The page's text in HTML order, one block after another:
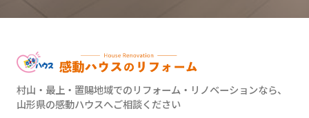
村山・最上・置賜地域でのリフォーム・リノベーションなら、
山形県の感動ハウスへご相談ください